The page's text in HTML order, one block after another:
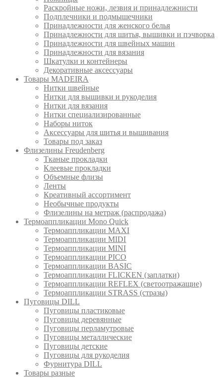
Раскройные ножи, лезвия и принадлежнисти
Подплечники и подмышечники
Принадлежности для женского белья
Принадлежности для шитья, вышивки и пэчворка
Принадлежности для швейных машин
Принадлежности для вязания
Шкатулки и контейнеры
Декоративные аксессуары
Товары MADEIRA
Нитки швейные
Нитки для вышивки и рукоделия
Нитки для вязания
Нитки специализированные
Наборы ниток
Аксессуары для шитья и вышивания
Товары под заказ
Флизелины Freudenberg
Тканые прокладки
Клеевые прокладки
Объемные флизы
Ленты
Креативный ассортимент
Необычные продукты
Флизелины на метраж (распродажа)
Термоаппликации Mono Quick
Термоаппликации MAXI
Термоаппликации MIDI
Термоаппликации MINI
Термоаппликации PICO
Термоаппликации BASIC
Термоаппликации FLICKEN (заплатки)
Термоаппликации REFLEX (светоотражащие)
Термоаппликации STRASS (стразы)
Пуговицы DILL
Пуговицы пластиковые
Пуговицы деревянные
Пуговицы перламутровые
Пуговицы металлические
Пуговицы детские
Пуговицы для рукоделия
Фурнитура DILL
Товары разные